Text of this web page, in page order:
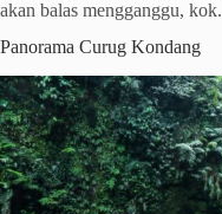
akan balas mengganggu, kok.
Panorama Curug Kondang